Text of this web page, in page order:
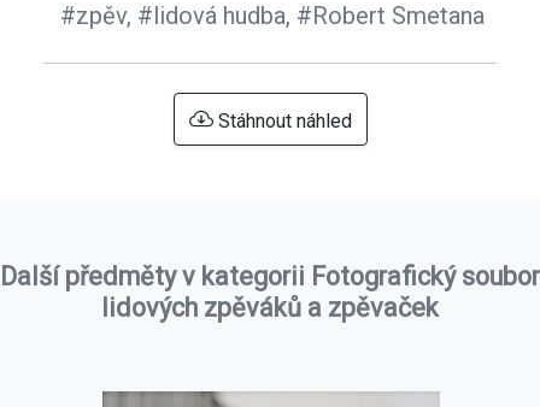
#zpěv, #lidová hudba, #Robert Smetana
Stáhnout náhled
Další předměty v kategorii Fotografický soubor
lidových zpěváků a zpěvaček